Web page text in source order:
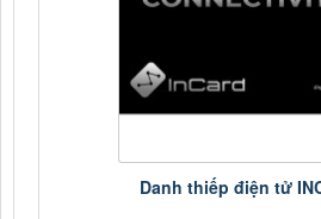
Danh thiếp điện tử